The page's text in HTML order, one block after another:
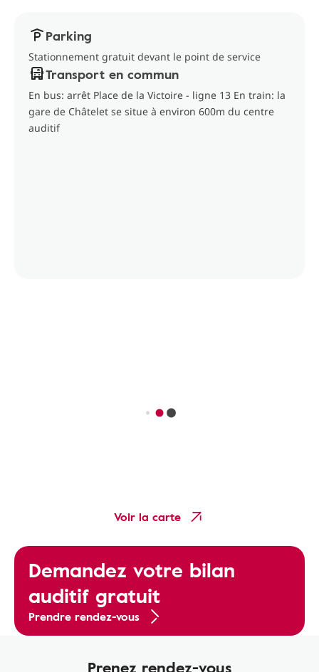
Parking
Stationnement gratuit devant le point de service
Transport en commun
En bus: arrêt Place de la Victoire - ligne 13 En train: la
gare de Châtelet se situe à environ 600m du centre
auditif
Voir la carte
Demandez votre bilan
auditif gratuit
Prendre rendez-vous